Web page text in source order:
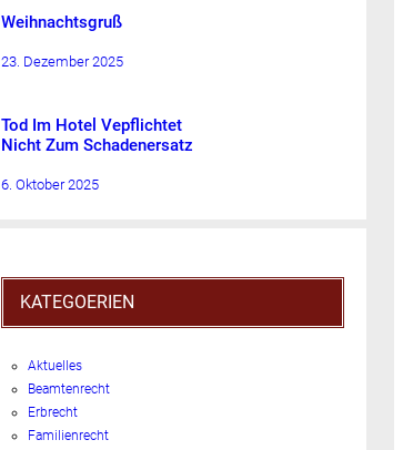
Weihnachtsgruß
23. Dezember 2025
Tod Im Hotel Vepflichtet
Nicht Zum Schadenersatz
6. Oktober 2025
KATEGOERIEN
Aktuelles
Beamtenrecht
Erbrecht
Familienrecht